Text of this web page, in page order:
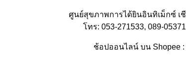
ศูนย์สุขภาพการได้ยินอินทิเม็กซ์ เ
โทร: 053-271533, 089-
ช้อปออนไลน์ บน Shopee :